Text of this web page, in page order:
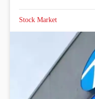
Stock Market